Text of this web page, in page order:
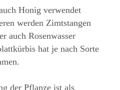
Honig verwendet
werden Zimtstangen
auch Rosenwasser
hat je nach Sorte
der Pflanze ist als